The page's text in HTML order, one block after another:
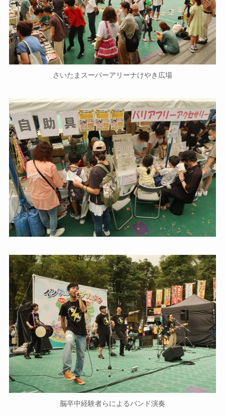
さいたまスーパーアリーナけやき広場
脳卒中経験者らによるバンド演奏